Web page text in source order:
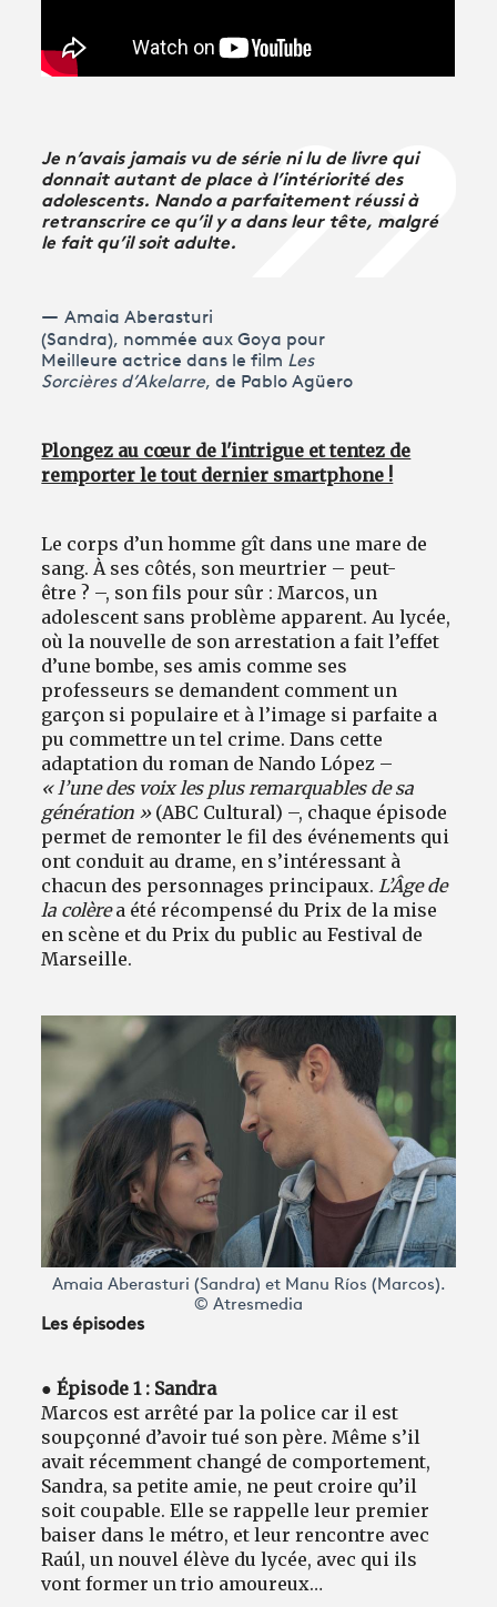
Je n’avais jamais vu de série ni lu de livre qui
donnait autant de place à l’intériorité des
adolescents. Nando a parfaitement réussi à
retranscrire ce qu’il y a dans leur tête, malgré
le fait qu’il soit adulte.
Amaia Aberasturi
(Sandra), nommée aux Goya pour
Meilleure actrice dans le film Les
Sorcières d’Akelarre, de Pablo Agüero
Plongez au cœur de l'intrigue et tentez de
remporter le tout dernier smartphone !
Le corps d’un homme gît dans une mare de
sang. À ses côtés, son meurtrier – peut-
être ? –, son fils pour sûr : Marcos, un
adolescent sans problème apparent. Au lycée,
où la nouvelle de son arrestation a fait l’effet
d’une bombe, ses amis comme ses
professeurs se demandent comment un
garçon si populaire et à l’image si parfaite a
pu commettre un tel crime. Dans cette
adaptation du roman de Nando López –
« l’une des voix les plus remarquables de sa
génération »(ABC Cultural) –, chaque épisode
permet de remonter le fil des événements qui
ont conduit au drame, en s’intéressant à
chacun des personnages principaux. L’Âge de
la colèrea été récompensé du Prix de la mise
en scène et du Prix du public au Festival de
Marseille.
Amaia Aberasturi (Sandra) et Manu Ríos (Marcos).
© Atresmedia
Les épisodes
● Épisode 1 : Sandra
Marcos est arrêté par la police car il est
soupçonné d’avoir tué son père. Même s’il
avait récemment changé de comportement,
Sandra, sa petite amie, ne peut croire qu’il
soit coupable. Elle se rappelle leur premier
baiser dans le métro, et leur rencontre avec
Raúl, un nouvel élève du lycée, avec qui ils
vont former un trio amoureux…